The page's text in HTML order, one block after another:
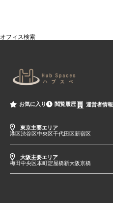
オフィス検索
お気に入り 閲覧履歴 運営者情報
東京主要エリア
港区渋谷区中央区千代田区新宿区
大阪主要エリア
梅田中央区本町淀屋橋新大阪京橋